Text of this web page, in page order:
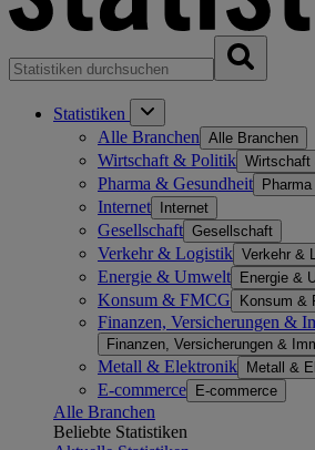
Statistiken
Alle Branchen Alle Branchen
Wirtschaft & Politik Wirtschaft
Pharma & Gesundheit
Internet Internet
Gesellschaft Gesellschaft
Verkehr & Logistik Verkehr &
Energie & Umwelt Energie &
Konsum & FMCG Konsum &
Finanzen, Versicherungen &
Finanzen, Versicherungen &
Metall & Elektronik Metall &
E-commerce E-commerce
Alle Branchen
Beliebte Statistiken